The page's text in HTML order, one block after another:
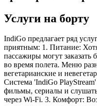
Услуги на борту
IndiGo предлагает ряд
приятным: 1. Питание:
пассажиры могут
во время полета. Меню
вегетарианские и
Система 'IndiGo
фильмы, сериалы и
через Wi-Fi. 3. Комфорт: